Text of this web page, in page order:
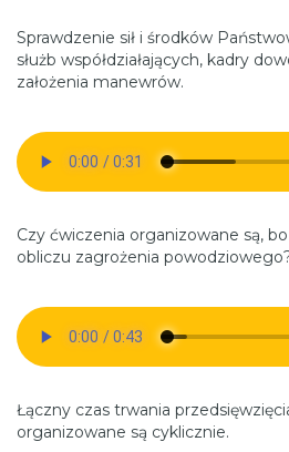
Sprawdzenie sił i środków
służb współdziałających, kadry
założenia manewrów.
Czy ćwiczenia organizowane są,
obliczu zagrożenia
Łączny czas trwania
organizowane są cyklicznie.